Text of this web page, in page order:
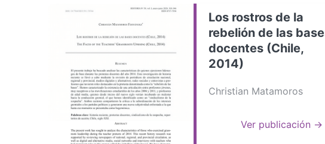
Los rostros de la
rebelión de las
docentes (Chile,
2014)
Christian Matamoros
Ver publicación →